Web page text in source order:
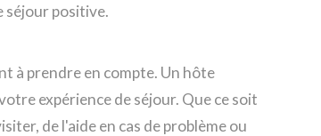
séjour positive.
à prendre en compte. Un hôte
expérience de séjour. Que ce soit
de l'aide en cas de problème ou